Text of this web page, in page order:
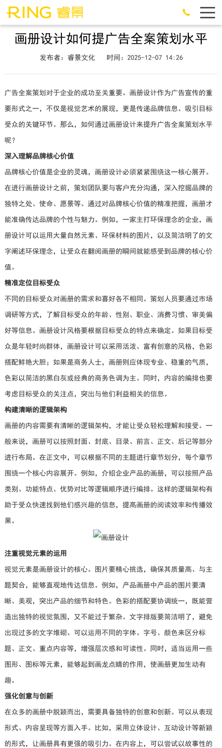
画册设计如何提广告全案策划水平
发布者：睿景文化 时间：2025-12-07 14:26
广告全案策划对于企业的成功至关重要。画册设计作为广告宣传的重
要形式之一，不仅是视觉艺术的展现，更是传递品牌信息、吸引目标
受众的关键环节。那么，如何通过画册设计来提升广告全案策划水平
呢？
深入理解品牌核心价值
品牌核心价值是企业的灵魂，画册设计必须紧紧围绕这一核心展开。
在进行画册设计之前，策划团队要与客户充分沟通，深入挖掘品牌的
独特之处、使命、愿景等。通过对品牌核心价值的精准把握，画册才
能准确传达品牌的个性与魅力。例如，一家主打环保理念的企业，画
册设计可以运用大量自然元素、环保材料的图片，以及简洁明了的文
字阐述环保理念，让受众在翻阅画册的瞬间就能感受到品牌的核心价
值。
精准定位目标受众
不同的目标受众对画册的需求和喜好各不相同。策划人员要通过市场
调研等方式，了解目标受众的年龄、性别、职业、消费习惯、审美偏
好等信息。画册设计风格要根据目标受众的特点来确定。如果目标受
众是年轻时尚群体，画册设计可以采用活泼、富有创意的风格，色彩
搭配鲜艳大胆；如果是商务人士，画册则应体现专业、稳重的气质，
色彩以简洁的黑白灰或经典的商务色调为主。同时，内容的编排也要
考虑目标受众的关注点，突出与他们利益相关的信息。
构建清晰的逻辑架构
画册的内容需要有清晰的逻辑架构，才能让受众轻松理解和接受。一
般来说，画册可以按照封面、封底、目录、前言、正文、后记等部分
进行布局。在正文中，可以根据不同的主题进行章节划分，每个章节
围绕一个核心内容展开。例如，介绍企业产品的画册，可以按照产品
类别、功能特点、优势对比等逻辑顺序进行编排。这样的逻辑架构有
助于受众快速找到他们感兴趣的信息，提高画册的阅读效率和传播效
果。
注重视觉元素的运用
视觉元素是画册设计的核心。图片要精心挑选，确保其质量高、与主
题契合，能够直观地传达信息。例如，产品画册中产品的图片要清
晰、美观，突出产品的细节和特色。色彩的搭配要协调统一，既能营
造出独特的视觉氛围，又不能过于繁杂。文字排版要简洁明了，避免
出现过多的文字堆砌。可以运用不同的字体、字号、颜色来区分标
题、正文、重点内容等，增强层次感和可读性。同时，适当运用一些
图形、图标等元素，能够起到画龙点睛的作用，使画册更加生动有
趣。
强化创意与创新
在众多的画册中脱颖而出，需要具备独特的创意和创新。可以从表现
形式、内容呈现等方面入手。比如，采用立体设计、互动设计等新颖
的形式，让画册具有更强的吸引力。在内容上，可以尝试以故事性的